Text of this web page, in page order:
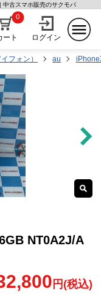
古スマホ販売のサクモバ
ート
0
ログイン
フォン） au
NT0A2J/A
円(税込)